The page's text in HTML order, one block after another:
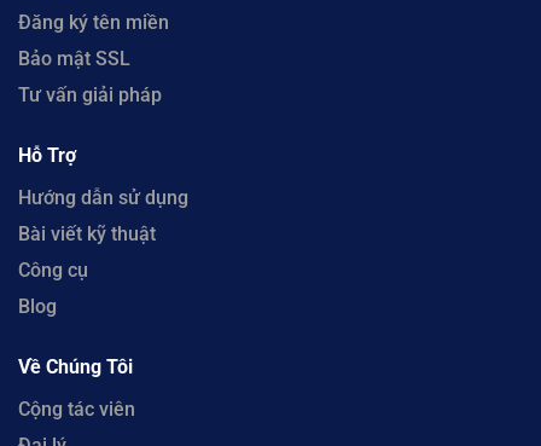
Đăng ký tên miền
Bảo mật SSL
Tư vấn giải pháp
Hỗ Trợ
Hướng dẫn sử dụng
Bài viết kỹ thuật
Công cụ
Blog
Về Chúng Tôi
Cộng tác viên